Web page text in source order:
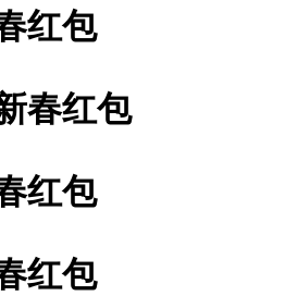
红包
春红包
红包
红包